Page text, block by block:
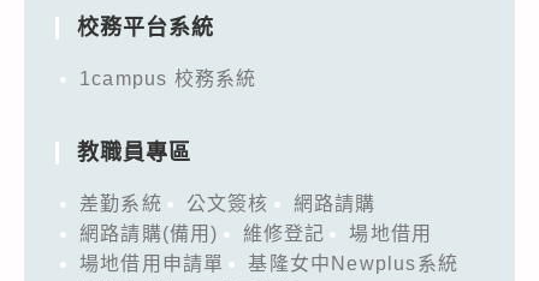
校務平台系統
1campus 校務系統
教職員專區
差勤系統 公文簽核
網路請購
網路請購(備用)
維修登記
場地借用
場地借用申請單
基隆女中Newplus系統